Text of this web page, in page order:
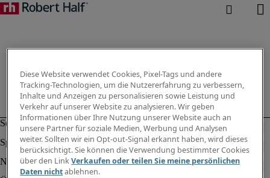
Diese Website verwendet Cookies, Pixel-Tags und andere
Tracking-Technologien, um die Nutzererfahrung zu verbessern,
Inhalte und Anzeigen zu personalisieren sowie Leistung und
Verkehr auf unserer Website zu analysieren. Wir geben
Informationen über Ihre Nutzung unserer Website auch an
unsere Partner für soziale Medien, Werbung und Analysen
weiter. Sollten wir ein Opt-out-Signal erkannt haben, wird dieses
berücksichtigt. Sie können die Verwendung bestimmter Cookies
über den LinkVerkaufen oder teilen Sie meine persönlichen
Daten nichtablehnen.